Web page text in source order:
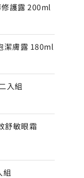
護露 200ml
潔膚露 180ml
入組
舒敏眼霜
組